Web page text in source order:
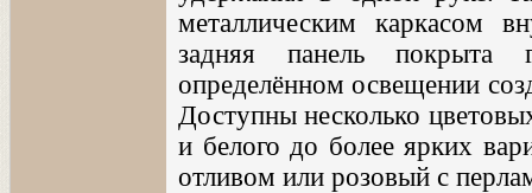
металлическим каркасом
задняя панель покрыта
определённом освещении
Доступны несколько
и белого до более ярких
отливом или розовый с